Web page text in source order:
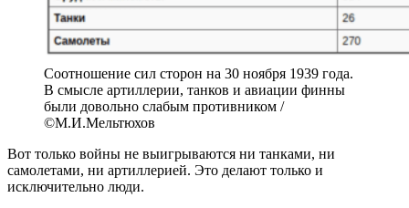
Соотношение сил сторон на 30 ноября 1939 года.
В смысле артиллерии, танков и авиации финны
были довольно слабым противником /
©М.И.Мельтюхов
Вот только войны не выигрываются ни танками, ни
самолетами, ни артиллерией. Это делают только и
исключительно люди.